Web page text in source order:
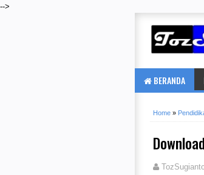
-->
BERANDA
Home »